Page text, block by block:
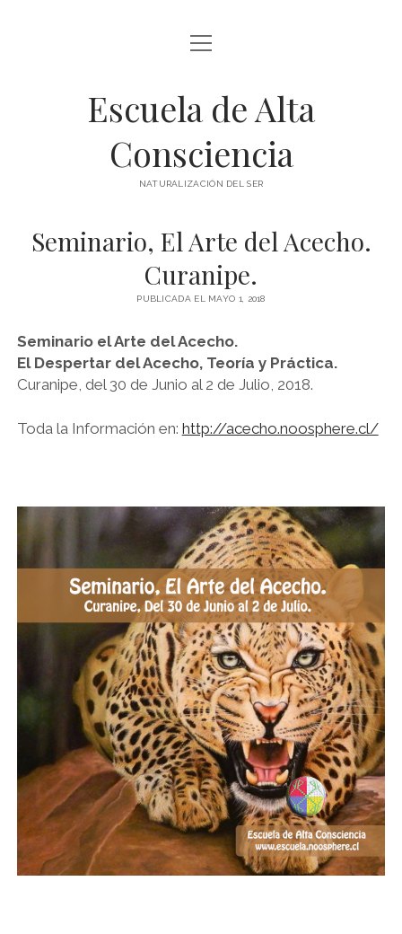
BLOG Y ARTÍCULOS
whatsapp
abrir
menú
Escuela de Alta
Consciencia
NATURALIZACIÓN DEL SER
Seminario, El Arte del Acecho.
Curanipe.
PUBLICADA EL MAYO 1, 2018
Seminario el Arte del Acecho.
El Despertar del Acecho, Teoría y Práctica.
Curanipe, del 30 de Junio al 2 de Julio, 2018.
Toda la Información en: http://acecho.noosphere.cl/